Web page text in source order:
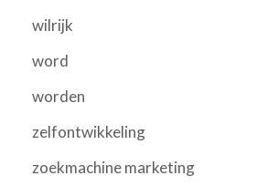
wilrijk
word
worden
zelfontwikkeling
zoekmachine marketing